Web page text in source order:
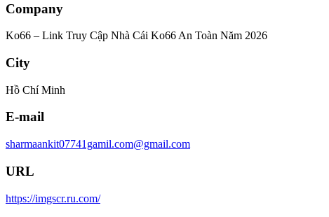
Company
Ko66 – Link Truy Cập Nhà Cái Ko66 An Toàn Năm 2026
City
Hồ Chí Minh
E-mail
sharmaankit07741gamil.com@gmail.com
URL
https://imgscr.ru.com/